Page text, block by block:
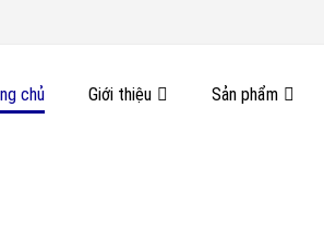
chủ Giới thiệu Sản phẩm